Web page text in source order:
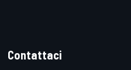
Contattaci